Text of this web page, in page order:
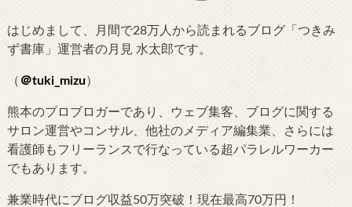
はじめまして、月間で28万人から読まれるブログ「つきみ
ず書庫」運営者の月見 水太郎です。
（ ＠tuki_mizu）
熊本のプロブロガーであり、ウェブ集客、ブログに関する
サロン運営やコンサル、他社のメディア編集業、さらには
看護師もフリーランスで行なっている超パラレルワーカー
でもあります。
兼業時代にブログ収益50万突破！現在最高70万円！